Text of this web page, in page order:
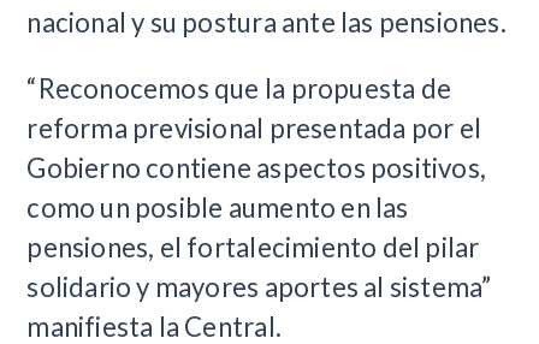
nacional y su postura ante las pensiones.
“Reconocemos que la propuesta de
reforma previsional presentada por el
Gobierno contiene aspectos positivos,
como un posible aumento en las
pensiones, el fortalecimiento del pilar
solidario y mayores aportes al sistema”
manifiesta la Central.